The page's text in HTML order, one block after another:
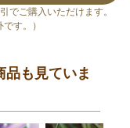
でご購入いただけます。
す。）
品も見ていま